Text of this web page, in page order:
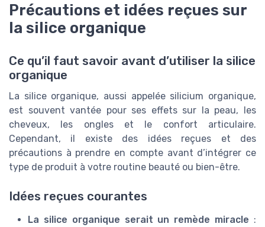
Précautions et idées reçues sur
la silice organique
Ce qu’il faut savoir avant d’utiliser la silice
organique
La silice organique, aussi appelée silicium organique,
est souvent vantée pour ses effets sur la peau, les
cheveux, les ongles et le confort articulaire.
Cependant, il existe des idées reçues et des
précautions à prendre en compte avant d’intégrer ce
type de produit à votre routine beauté ou bien-être.
Idées reçues courantes
La silice organique serait un remède miracle :